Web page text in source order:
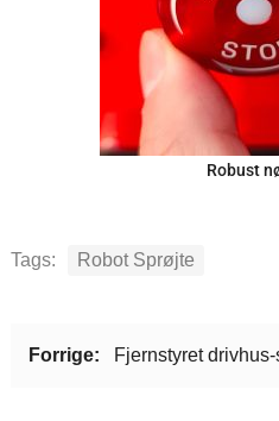
Robust
Tags: Robot Sprøjte
Forrige: Fjernstyret